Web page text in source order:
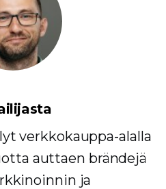
verkkokauppa-alalla
auttaen brändejä
ja